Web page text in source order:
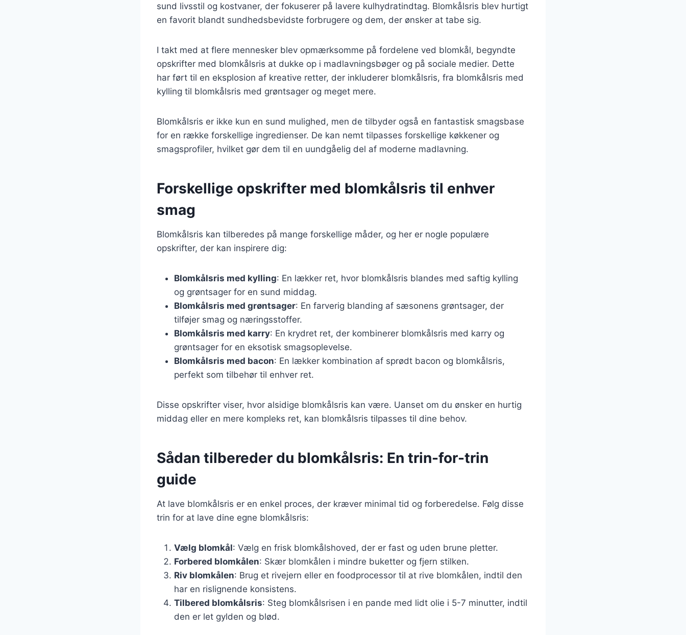
sund livsstil og kostvaner, der fokuserer på lavere kulhydratindtag. Blomkålsris blev hurtigt
en favorit blandt sundhedsbevidste forbrugere og dem, der ønsker at tabe sig.
I takt med at flere mennesker blev opmærksomme på fordelene ved blomkål, begyndte
opskrifter med blomkålsris at dukke op i madlavningsbøger og på sociale medier. Dette
har ført til en eksplosion af kreative retter, der inkluderer blomkålsris, fra blomkålsris med
kylling til blomkålsris med grøntsager og meget mere.
Blomkålsris er ikke kun en sund mulighed, men de tilbyder også en fantastisk smagsbase
for en række forskellige ingredienser. De kan nemt tilpasses forskellige køkkener og
smagsprofiler, hvilket gør dem til en uundgåelig del af moderne madlavning.
Forskellige opskrifter med blomkålsris til enhver
smag
Blomkålsris kan tilberedes på mange forskellige måder, og her er nogle populære
opskrifter, der kan inspirere dig:
Blomkålsris med kylling: En lækker ret, hvor blomkålsris blandes med saftig kylling
og grøntsager for en sund middag.
Blomkålsris med grøntsager: En farverig blanding af sæsonens grøntsager, der
tilføjer smag og næringsstoffer.
Blomkålsris med karry: En krydret ret, der kombinerer blomkålsris med karry og
grøntsager for en eksotisk smagsoplevelse.
Blomkålsris med bacon: En lækker kombination af sprødt bacon og blomkålsris,
perfekt som tilbehør til enhver ret.
Disse opskrifter viser, hvor alsidige blomkålsris kan være. Uanset om du ønsker en hurtig
middag eller en mere kompleks ret, kan blomkålsris tilpasses til dine behov.
Sådan tilbereder du blomkålsris: En trin-for-trin
guide
At lave blomkålsris er en enkel proces, der kræver minimal tid og forberedelse. Følg disse
trin for at lave dine egne blomkålsris:
Vælg blomkål: Vælg en frisk blomkålshoved, der er fast og uden brune pletter.
Forbered blomkålen: Skær blomkålen i mindre buketter og fjern stilken.
Riv blomkålen: Brug et rivejern eller en foodprocessor til at rive blomkålen, indtil den
har en rislignende konsistens.
Tilbered blomkålsris: Steg blomkålsrisen i en pande med lidt olie i 5-7 minutter, indtil
den er let gylden og blød.